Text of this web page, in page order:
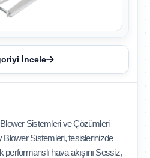
İncele
Sistemleri ve Çözümleri
Sistemleri, tesislerinizde
hava akışını Sessiz,